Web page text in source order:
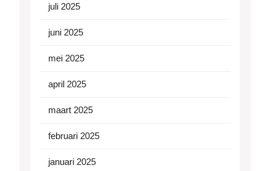
juli 2025
juni 2025
mei 2025
april 2025
maart 2025
februari 2025
januari 2025